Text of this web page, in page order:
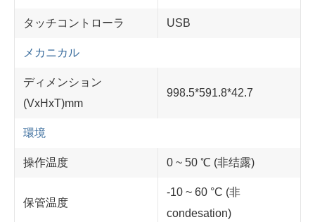
タッチコントローラ USB
メカニカル
ディメンション
(VxHxT)mm
998.5*591.8*42.7
環境
操作温度 0 ~ 50 ℃ (非结露)
保管温度
-10 ~ 60 °C (非
condesation)